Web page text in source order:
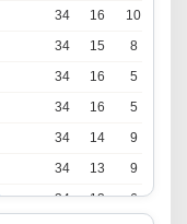
34 16 10
34 15 8
34 16 5
34 16 5
34 14 9
34 13 9
Persatuan Sepak Bola Indonesia Tangerang 34 13 6